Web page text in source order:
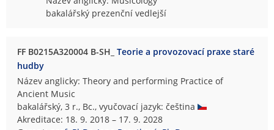
bakalářský prezenční vedlejší
FF B0215A320004 B-SH_Teorie a provozovací praxe staré
hudby
Název anglicky: Theory and performing Practice of
Ancient Music
bakalářský, 3 r., Bc., vyučovací jazyk: čeština
Akreditace: 18. 9. 2018 – 17. 9. 2028